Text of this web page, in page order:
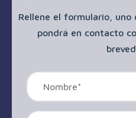
Rellene el formulario, uno
pondrá en contacto